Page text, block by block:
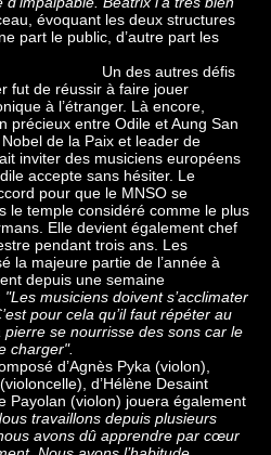
évoquant les deux structures
part le public, d’autre part les
Un des autres défis
fut de réussir à faire jouer
à l’étranger. Là encore,
précieux entre Odile et Aung San
de la Paix et leader de
inviter des musiciens européens
accepte sans hésiter. Le
pour que le MNSO se
le temple considéré comme le plus
Elle devient également chef
pendant trois ans. Les
la majeure partie de l’année à
depuis une semaine
"Les musiciens doivent s’acclimater
pour cela qu’il faut répéter au
se nourrisse des sons car le
charger".
d’Agnès Pyka (violon),
d’Hélène Desaint
Payolan (violon) jouera également
travaillons depuis plusieurs
avons dû apprendre par cœur